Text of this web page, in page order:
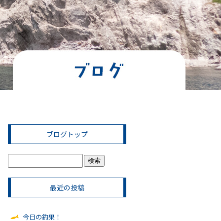
ブログトップ
最近の投稿
今日の釣果！